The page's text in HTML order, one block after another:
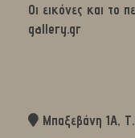
Οι εικόνες και το
gallery.gr
Μπαξεβάνη 1Α,